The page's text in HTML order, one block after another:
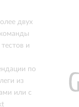
двух
и
по
из
или с